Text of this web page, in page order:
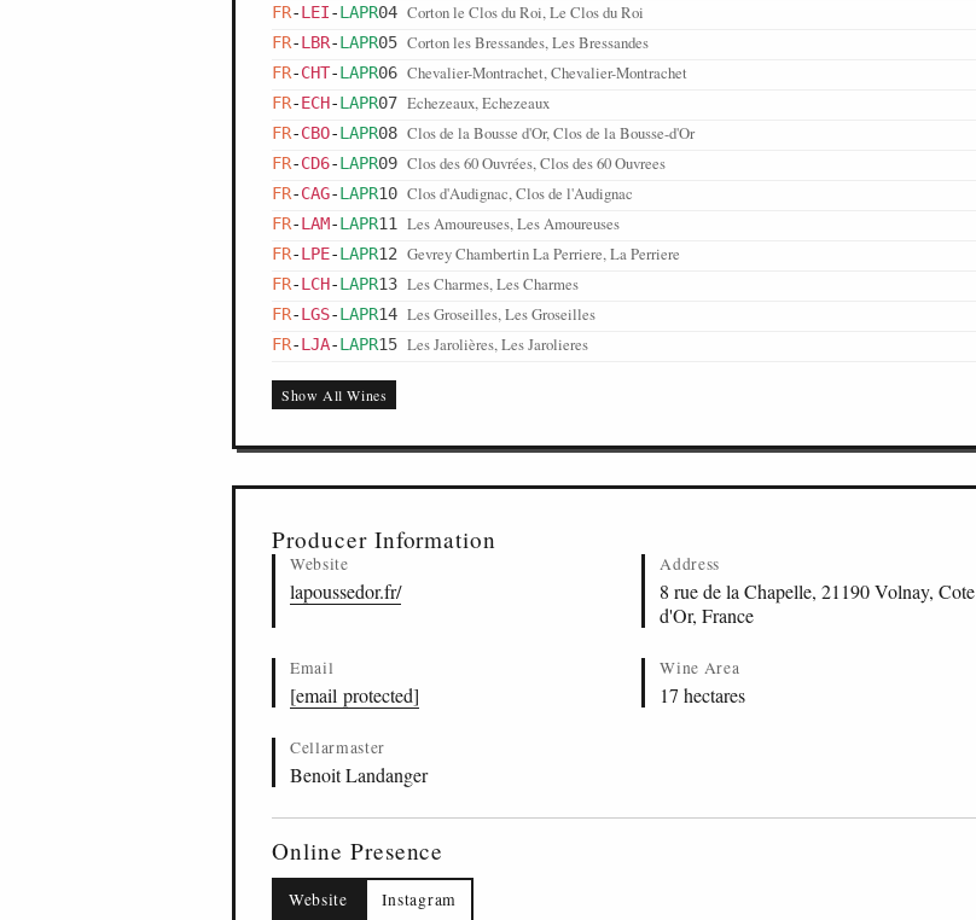
FR-LEI-LAPR04 Corton le Clos du Roi, Le Clos du Roi
FR-LBR-LAPR05 Corton les Bressandes, Les Bressandes
FR-CHT-LAPR06 Chevalier-Montrachet, Chevalier-Montrachet
FR-ECH-LAPR07 Echezeaux, Echezeaux
FR-CBO-LAPR08 Clos de la Bousse d'Or, Clos de la Bousse-d'Or
FR-CD6-LAPR09 Clos des 60 Ouvrées, Clos des 60 Ouvrees
FR-CAG-LAPR10 Clos d'Audignac, Clos de l'Audignac
FR-LAM-LAPR11 Les Amoureuses, Les Amoureuses
FR-LPE-LAPR12 Gevrey Chambertin La Perriere, La Perriere
FR-LCH-LAPR13 Les Charmes, Les Charmes
FR-LGS-LAPR14 Les Groseilles, Les Groseilles
FR-LJA-LAPR15 Les Jarolières, Les Jarolieres
FR-CST-LAPR17
Show All Wines
Producer Information
Website
lapoussedor.fr/
Address
8 rue de la Chapelle, 21190 Volnay, Cote
d'Or, France
Email
[email protected]
Wine Area
17 hectares
Cellarmaster
Benoit Landanger
Online Presence
Website Instagram